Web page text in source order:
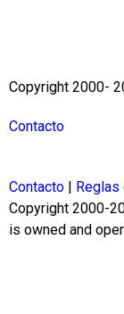
Copyright 2000-
Contacto
Contacto |
Copyright 2000-
is owned and